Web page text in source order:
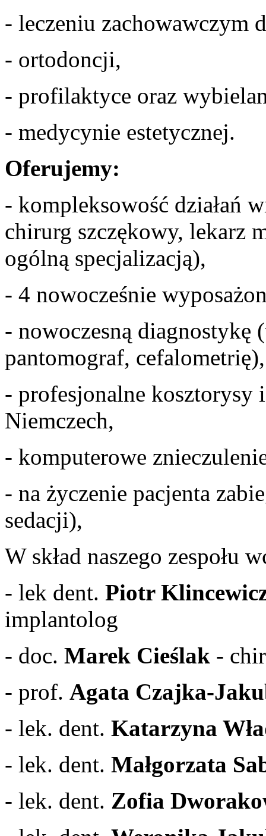
- leczeniu zachowawczym
- ortodoncji,
- profilaktyce oraz
- medycynie estetycznej.
Oferujemy:
- kompleksowość działań
chirurg szczękowy, lekarz
ogólną specjalizacją),
- 4 nowocześnie
- nowoczesną diagnostykę
pantomograf, cefalometrię),
- profesjonalne kosztorysy
Niemczech,
- komputerowe
- na życzenie pacjenta
sedacji),
W skład naszego zespołu
- lek dent. Piotr
implantolog
- doc. Marek Cieślak -
- prof. Agata Czajka-
- lek. dent. Katarzyna
- lek. dent. Małgorzata
- lek. dent. Zofia